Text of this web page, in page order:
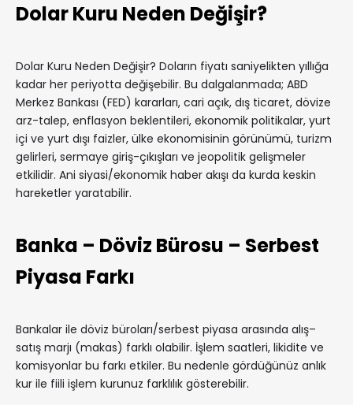
Dolar Kuru Neden Değişir?
Dolar Kuru Neden Değişir? Doların fiyatı saniyelikten yıllığa
kadar her periyotta değişebilir. Bu dalgalanmada; ABD
Merkez Bankası (FED) kararları, cari açık, dış ticaret, dövize
arz-talep, enflasyon beklentileri, ekonomik politikalar, yurt
içi ve yurt dışı faizler, ülke ekonomisinin görünümü, turizm
gelirleri, sermaye giriş-çıkışları ve jeopolitik gelişmeler
etkilidir. Ani siyasi/ekonomik haber akışı da kurda keskin
hareketler yaratabilir.
Banka – Döviz Bürosu – Serbest
Piyasa Farkı
Bankalar ile döviz büroları/serbest piyasa arasında alış–
satış marjı (makas) farklı olabilir. İşlem saatleri, likidite ve
komisyonlar bu farkı etkiler. Bu nedenle gördüğünüz anlık
kur ile fiili işlem kurunuz farklılık gösterebilir.